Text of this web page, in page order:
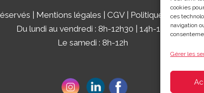
cookies
ces
navigation
Gérer les
| Mentions légales | CGV| Politique de
Du lundi au vendredi : 8h-12h30 | 14h-18h
Le samedi : 8h-12h